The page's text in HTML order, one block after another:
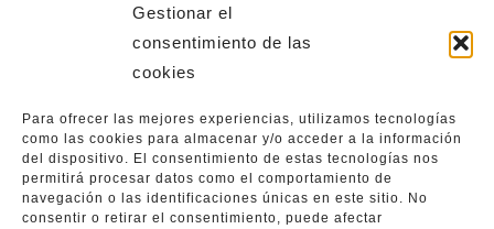
Gestionar el
consentimiento de las
cookies
Para ofrecer las mejores experiencias, utilizamos tecnologías
como las cookies para almacenar y/o acceder a la información
del dispositivo. El consentimiento de estas tecnologías nos
permitirá procesar datos como el comportamiento de
navegación o las identificaciones únicas en este sitio. No
consentir o retirar el consentimiento, puede afectar